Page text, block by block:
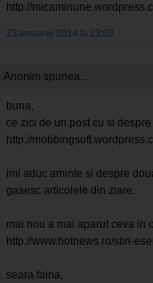
http://
23 ianuarie 2014 la 23:03
Anonim spunea...
buna,
ce zici de un post cu si
http://
imi aduc aminte si despre
gasesc articolele din ziare.
mai nou a mai aparut ceva in
http://www.hotnews.ro/stiri-
seara faina,